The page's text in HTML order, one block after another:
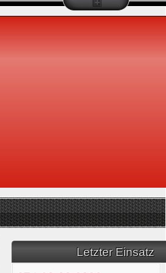
Letzter Einsatz